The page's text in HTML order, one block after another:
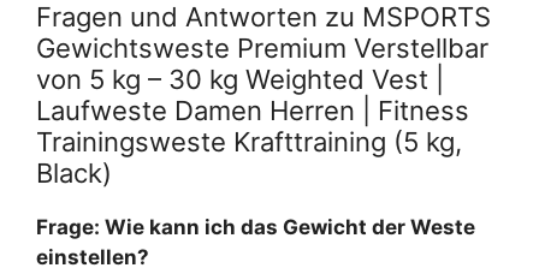
Fragen und Antworten zu MSPORTS
Gewichtsweste Premium Verstellbar
von 5 kg – 30 kg Weighted Vest |
Laufweste Damen Herren | Fitness
Trainingsweste Krafttraining (5 kg,
Black)
Frage: Wie kann ich das Gewicht der Weste
einstellen?